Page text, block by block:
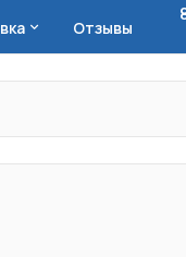
Отзывы